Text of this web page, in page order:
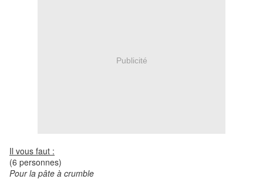
Publicité
Il vous faut :
(6 personnes)
Pour la pâte à crumble